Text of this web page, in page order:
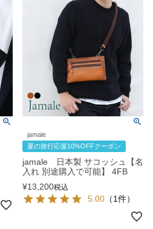
jamale
夏の旅行応援10%OFFクーポン
jamale 日本製 サコッシュ【名
入れ 別途購入で可能】 4FB
¥13,200税込
5.00 （1件）